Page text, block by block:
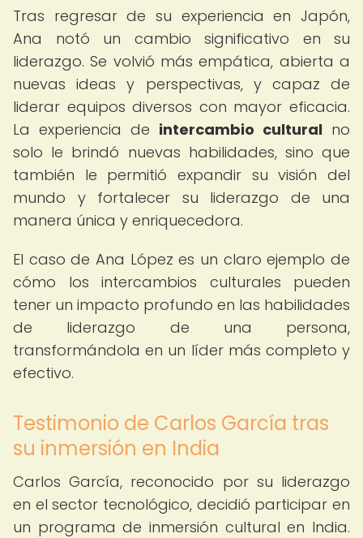
Tras regresar de su experiencia en Japón,
Ana notó un cambio significativo en su
liderazgo. Se volvió más empática, abierta a
nuevas ideas y perspectivas, y capaz de
liderar equipos diversos con mayor eficacia.
La experiencia de intercambio cultural no
solo le brindó nuevas habilidades, sino que
también le permitió expandir su visión del
mundo y fortalecer su liderazgo de una
manera única y enriquecedora.
El caso de Ana López es un claro ejemplo de
cómo los intercambios culturales pueden
tener un impacto profundo en las habilidades
de liderazgo de una persona,
transformándola en un líder más completo y
efectivo.
Testimonio de Carlos García tras
su inmersión en India
Carlos García, reconocido por su liderazgo
en el sector tecnológico, decidió participar en
un programa de inmersión cultural en India.